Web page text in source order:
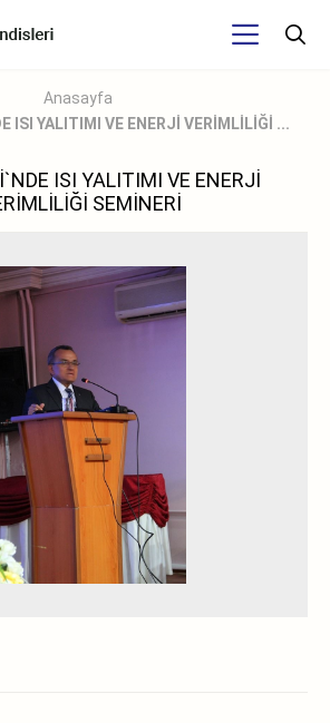
Anasayfa
ISI YALITIMI VE ENERJİ VERİMLİLİĞİ ...
ISI YALITIMI VE ENERJİ
SEMİNERİ